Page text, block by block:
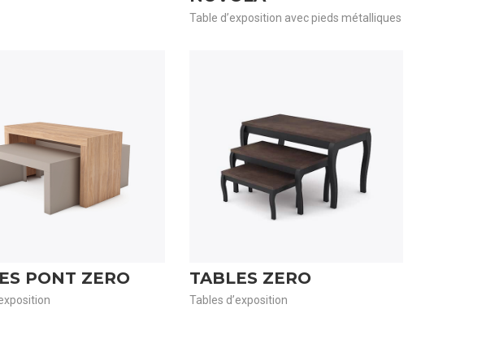
Table d’exposition avec pieds métalliques
PONT ZERO TABLES ZERO
Tables d’exposition